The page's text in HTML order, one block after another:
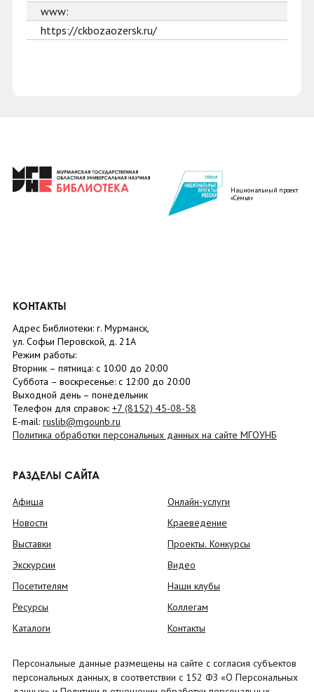
www:
https://ckbozaozersk.ru/
Национальный проект
«Семья»
КОНТАКТЫ
Адрес Библиотеки: г. Мурманск,
ул. Софьи Перовской, д. 21А
Режим работы:
Вторник – пятница: с 10:00 до 20:00
Суббота – воскресенье: c 12:00 до 20:00
Выходной день – понедельник
Телефон для справок: +7 (8152) 45-08-58
E-mail: ruslib@mgounb.ru
Политика обработки персональных данных на сайте МГОУНБ
РАЗДЕЛЫ САЙТА
Афиша
Новости
Выставки
Экскурсии
Посетителям
Ресурсы
Каталоги
Онлайн-услуги
Краеведение
Проекты. Конкурсы
Видео
Наши клубы
Коллегам
Контакты
Персональные данные размещены на сайте с согласия субъектов
персональных данных, в соответствии с 152 ФЗ «О Персональных